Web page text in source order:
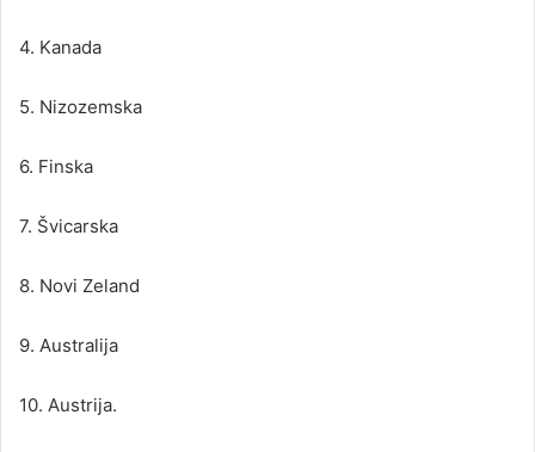
4. Kanada
5. Nizozemska
6. Finska
7. Švicarska
8. Novi Zeland
9. Australija
10. Austrija.